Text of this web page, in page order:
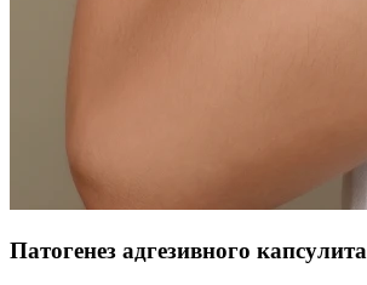
Патогенез адгезивного капсулита